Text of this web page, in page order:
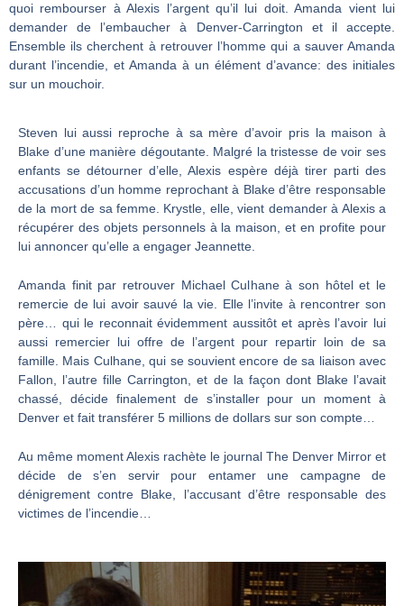
quoi rembourser à Alexis l’argent qu’il lui doit. Amanda vient lui
demander de l’embaucher à Denver-Carrington et il accepte.
Ensemble ils cherchent à retrouver l’homme qui a sauver Amanda
durant l’incendie, et Amanda à un élément d’avance: des initiales
sur un mouchoir.
Steven lui aussi reproche à sa mère d’avoir pris la maison à
Blake d’une manière dégoutante. Malgré la tristesse de voir ses
enfants se détourner d’elle, Alexis espère déjà tirer parti des
accusations d’un homme reprochant à Blake d’être responsable
de la mort de sa femme. Krystle, elle, vient demander à Alexis a
récupérer des objets personnels à la maison, et en profite pour
lui annoncer qu’elle a engager Jeannette.
Amanda finit par retrouver Michael Culhane à son hôtel et le
remercie de lui avoir sauvé la vie. Elle l’invite à rencontrer son
père… qui le reconnait évidemment aussitôt et après l’avoir lui
aussi remercier lui offre de l’argent pour repartir loin de sa
famille. Mais Culhane, qui se souvient encore de sa liaison avec
Fallon, l’autre fille Carrington, et de la façon dont Blake l’avait
chassé, décide finalement de s’installer pour un moment à
Denver et fait transférer 5 millions de dollars sur son compte…
Au même moment Alexis rachète le journal The Denver Mirror et
décide de s’en servir pour entamer une campagne de
dénigrement contre Blake, l’accusant d’être responsable des
victimes de l’incendie…